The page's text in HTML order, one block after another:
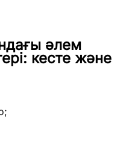
әлем
кесте және